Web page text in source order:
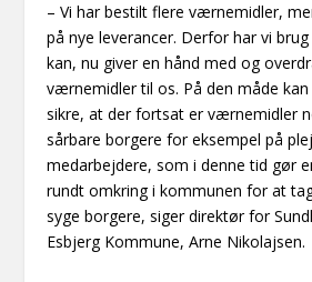
– Vi har bestilt flere værnemidler,
på nye leverancer. Derfor har vi
kan, nu giver en hånd med og
værnemidler til os. På den måde
sikre, at der fortsat er værnemidler
sårbare borgere for eksempel på
medarbejdere, som i denne tid gør
rundt omkring i kommunen for at
syge borgere, siger direktør for
Esbjerg Kommune, Arne Nikolajsen.